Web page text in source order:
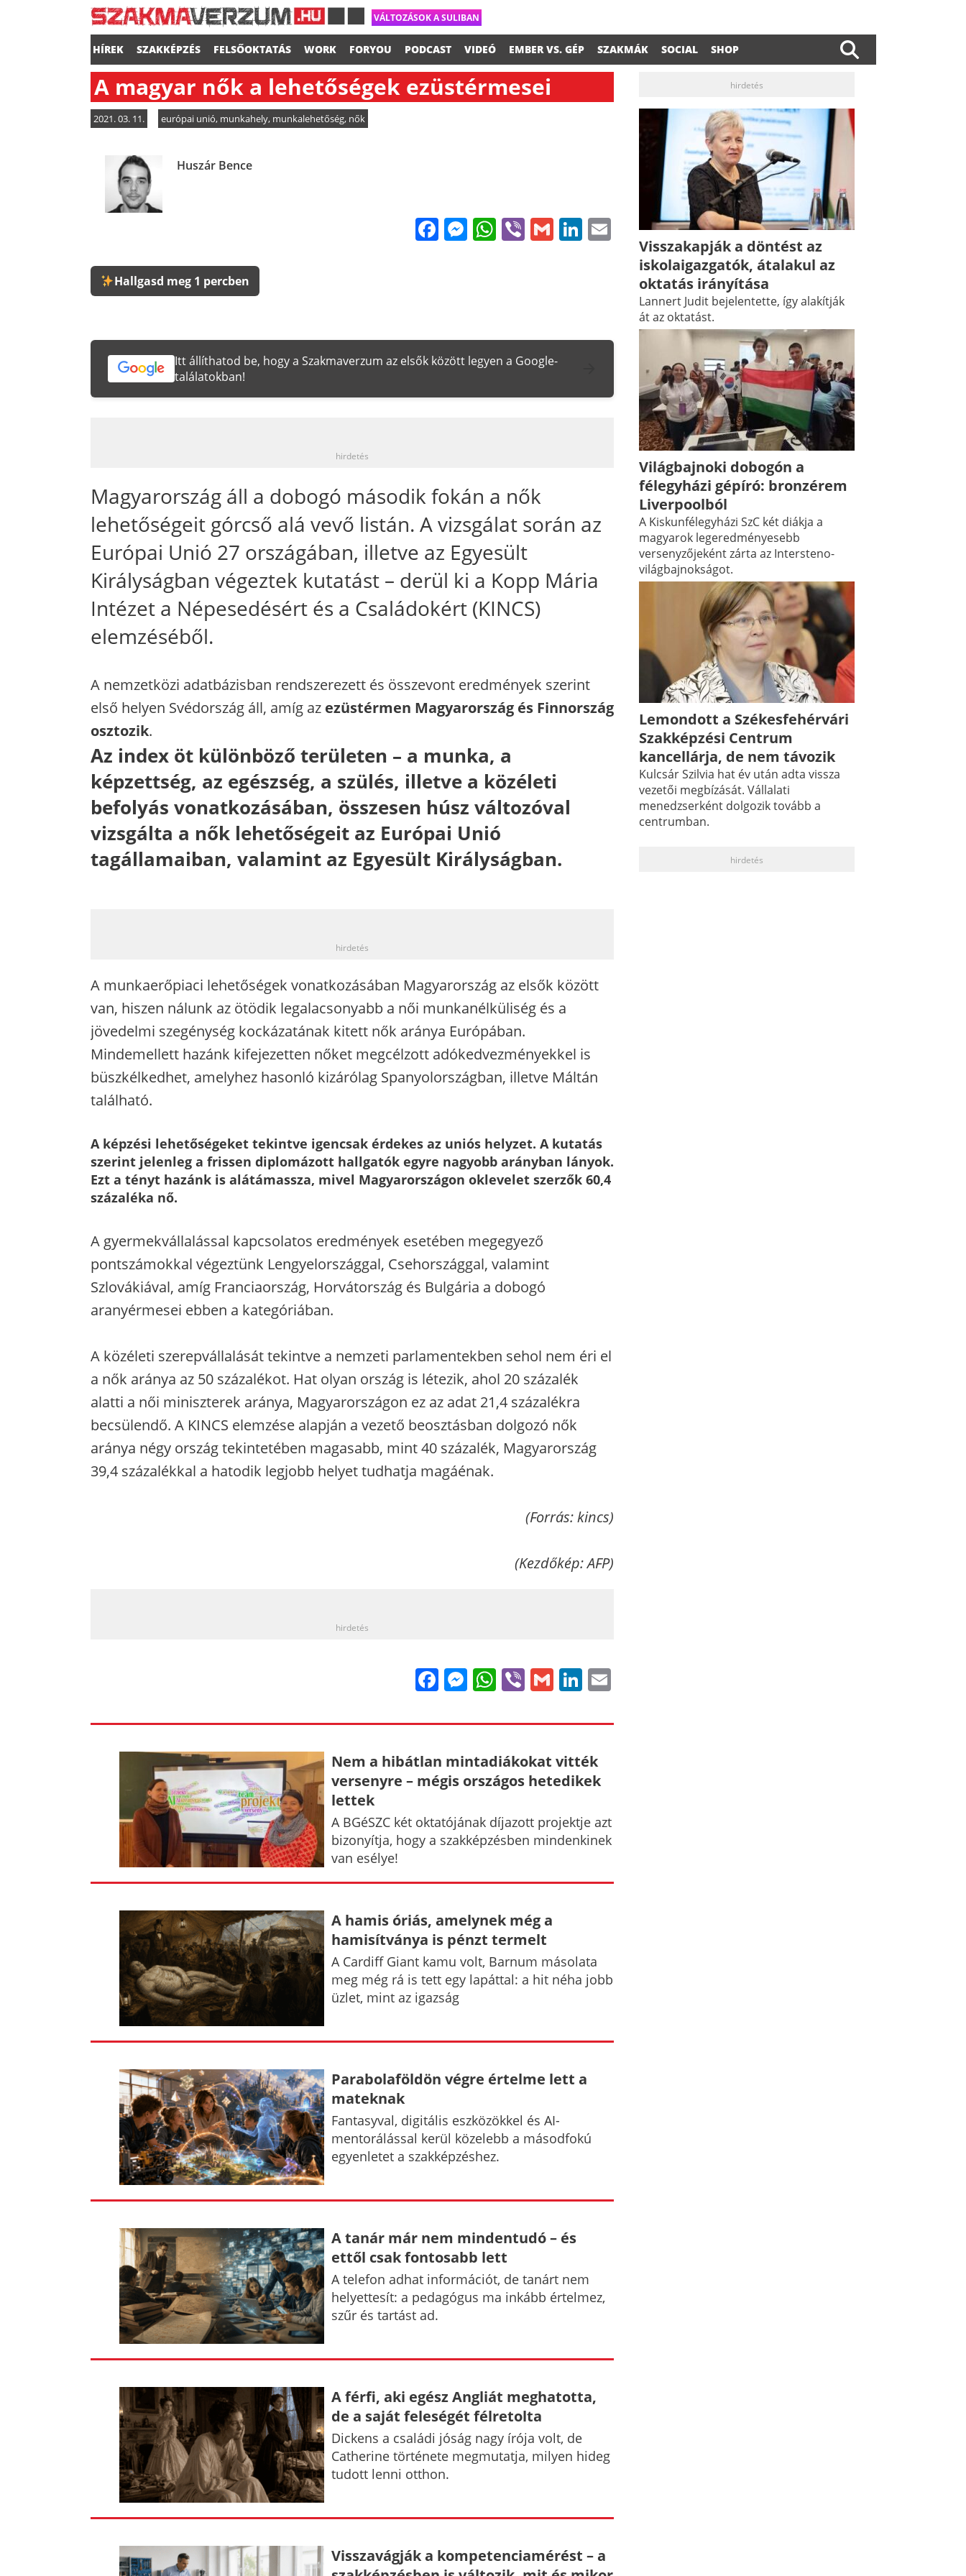
VÁLTOZÁSOK A SULIBAN
HÍREK SZAKKÉPZÉS FELSŐOKTATÁS WORK FORYOU PODCAST VIDEÓ EMBER VS. GÉP SZAKMÁK SOCIAL SHOP
A magyar nők a lehetőségek ezüstérmesei
2021. 03. 11. európai unió, munkahely, munkalehetőség, nők
Huszár Bence
Facebook
Messenger
WhatsApp
ViberGmailLinkedIn
Email
Hallgasd meg 1 percben
Itt állíthatod be, hogy a Szakmaverzum az elsők között legyen a Google-
találatokban!
hirdetés
Magyarország áll a dobogó második fokán a nők
lehetőségeit górcső alá vevő listán. A vizsgálat során az
Európai Unió 27 országában, illetve az Egyesült
Királyságban végeztek kutatást – derül ki a Kopp Mária
Intézet a Népesedésért és a Családokért (KINCS)
elemzéséből.
A nemzetközi adatbázisban rendszerezett és összevont eredmények szerint
első helyen Svédország áll, amíg az ezüstérmen Magyarország és Finnország
osztozik.
Az index öt különböző területen – a munka, a
képzettség, az egészség, a szülés, illetve a közéleti
befolyás vonatkozásában, összesen húsz változóval
vizsgálta a nők lehetőségeit az Európai Unió
tagállamaiban, valamint az Egyesült Királyságban.
hirdetés
A munkaerőpiaci lehetőségek vonatkozásában Magyarország az elsők között
van, hiszen nálunk az ötödik legalacsonyabb a női munkanélküliség és a
jövedelmi szegénység kockázatának kitett nők aránya Európában.
Mindemellett hazánk kifejezetten nőket megcélzott adókedvezményekkel is
büszkélkedhet, amelyhez hasonló kizárólag Spanyolországban, illetve Máltán
található.
A képzési lehetőségeket tekintve igencsak érdekes az uniós helyzet. A kutatás
szerint jelenleg a frissen diplomázott hallgatók egyre nagyobb arányban lányok.
Ezt a tényt hazánk is alátámassza, mivel Magyarországon oklevelet szerzők 60,4
százaléka nő.
A gyermekvállalással kapcsolatos eredmények esetében megegyező
pontszámokkal végeztünk Lengyelországgal, Csehországgal, valamint
Szlovákiával, amíg Franciaország, Horvátország és Bulgária a dobogó
aranyérmesei ebben a kategóriában.
A közéleti szerepvállalását tekintve a nemzeti parlamentekben sehol nem éri el
a nők aránya az 50 százalékot. Hat olyan ország is létezik, ahol 20 százalék
alatti a női miniszterek aránya, Magyarországon ez az adat 21,4 százalékra
becsülendő. A KINCS elemzése alapján a vezető beosztásban dolgozó nők
aránya négy ország tekintetében magasabb, mint 40 százalék, Magyarország
39,4 százalékkal a hatodik legjobb helyet tudhatja magáénak.
(Forrás: kincs)
(Kezdőkép: AFP)
hirdetés
Facebook
Messenger
WhatsApp
ViberGmailLinkedIn
Email
Nem a hibátlan mintadiákokat vitték
versenyre – mégis országos hetedikek
lettek
A BGéSZC két oktatójának díjazott projektje azt
bizonyítja, hogy a szakképzésben mindenkinek
van esélye!
A hamis óriás, amelynek még a
hamisítványa is pénzt termelt
A Cardiff Giant kamu volt, Barnum másolata
meg még rá is tett egy lapáttal: a hit néha jobb
üzlet, mint az igazság
Parabolaföldön végre értelme lett a
mateknak
Fantasyval, digitális eszközökkel és AI-
mentorálással kerül közelebb a másodfokú
egyenletet a szakképzéshez.
A tanár már nem mindentudó – és
ettől csak fontosabb lett
A telefon adhat információt, de tanárt nem
helyettesít: a pedagógus ma inkább értelmez,
szűr és tartást ad.
A férfi, aki egész Angliát meghatotta,
de a saját feleségét félretolta
Dickens a családi jóság nagy írója volt, de
Catherine története megmutatja, milyen hideg
tudott lenni otthon.
Visszavágják a kompetenciamérést – a
hirdetés
Visszakapják a döntést az
iskolaigazgatók, átalakul az
oktatás irányítása
Lannert Judit bejelentette, így alakítják
át az oktatást.
Világbajnoki dobogón a
félegyházi gépíró: bronzérem
Liverpoolból
A Kiskunfélegyházi SzC két diákja a
magyarok legeredményesebb
versenyzőjeként zárta az Intersteno-
világbajnokságot.
Lemondott a Székesfehérvári
Szakképzési Centrum
kancellárja, de nem távozik
Kulcsár Szilvia hat év után adta vissza
vezetői megbízását. Vállalati
menedzserként dolgozik tovább a
centrumban.
hirdetés